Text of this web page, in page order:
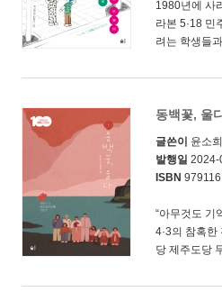
1980년에 사
라본 5·18 민
려는 학생들
동백꽃, 울
글쓴이 윤소
발행일
ISBN
“아무것도 기
4·3의 참혹
당 제주도당